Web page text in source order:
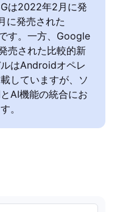
は2022年2月に発
に発売された
す。一方、Google
売された比較的新
はAndroidオペレ
していますが、ソ
AI機能の統合にお
。